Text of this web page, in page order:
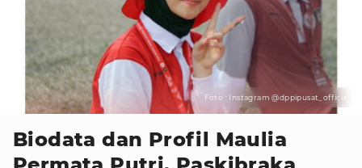
Foto : Instagram @dppipusat_official
Biodata dan Profil Maulia